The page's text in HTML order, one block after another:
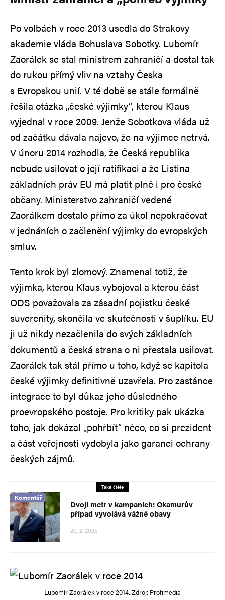
Po volbách v roce 2013 usedla do Strakovy
akademie vláda Bohuslava Sobotky. Lubomír
Zaorálek se stal ministrem zahraničí a dostal tak
do rukou přímý vliv na vztahy Česka
s Evropskou unií. V té době se stále formálně
řešila otázka „české výjimky“, kterou Klaus
vyjednal v roce 2009. Jenže Sobotkova vláda už
od začátku dávala najevo, že na výjimce netrvá.
V únoru 2014 rozhodla, že Česká republika
nebude usilovat o její ratifikaci a že Listina
základních práv EU má platit plně i pro české
občany. Ministerstvo zahraničí vedené
Zaorálkem dostalo přímo za úkol nepokračovat
v jednáních o začlenění výjimky do evropských
smluv.
Tento krok byl zlomový. Znamenal totiž, že
výjimka, kterou Klaus vybojoval a kterou část
ODS považovala za zásadní pojistku české
suverenity, skončila ve skutečnosti v šuplíku. EU
ji už nikdy nezačlenila do svých základních
dokumentů a česká strana o ni přestala usilovat.
Zaorálek tak stál přímo u toho, když se kapitola
české výjimky definitivně uzavřela. Pro zastánce
integrace to byl důkaz jeho důsledného
proevropského postoje. Pro kritiky pak ukázka
toho, jak dokázal „pohřbít“ něco, co si prezident
a část veřejnosti vydobyla jako garanci ochrany
českých zájmů.
Také čtěte
Komentář
Dvojí metr v kampaních: Okamurův
případ vyvolává vážné obavy
20. 2. 2025
Lubomír Zaorálek v roce 2014. Zdroj: Profimedia